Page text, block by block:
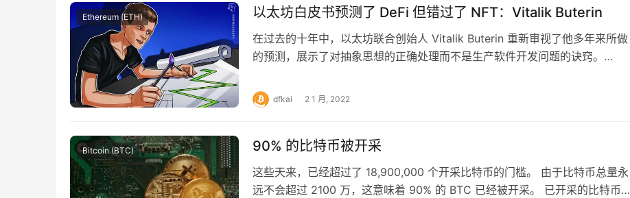
Ethereum (ETH) 以太坊白皮书预测了 DeFi 但错过了 NFT：Vitalik Buterin
在过去的十年中，以太坊联合创始人 Vitalik Buterin 重新审视了他多年来所做
的预测，展示了对抽象思想的正确处理而不是生产软件开发问题的诀窍。
dfkai 2 1 月, 2022
Bitcoin (BTC) 90% 的比特币被开采
这些天来，已经超过了 18,900,000 个开采比特币的门槛。 由于比特币总量永
远不会超过 2100 万，这意味着 90% 的 BTC 已经被开采。 已开采的比特币和